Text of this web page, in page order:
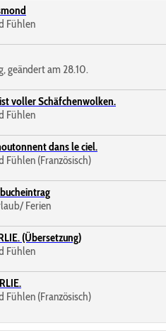
Fühlen
geändert am 28.10.
voller Schäfchenwolken.
Fühlen
dans le ciel.
Fühlen (Französisch)
Ferien
(Übersetzung)
Fühlen
Fühlen (Französisch)